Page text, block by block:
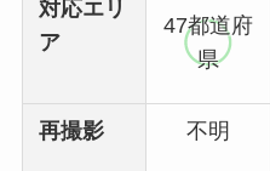
対応エリ
ア
47都道府
県
再撮影 不明